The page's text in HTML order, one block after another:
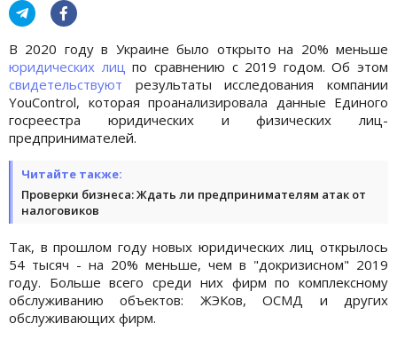
В 2020 году в Украине было открыто на 20% меньше
юридических лиц по сравнению с 2019 годом. Об этом
свидетельствуют результаты исследования компании
YouControl, которая проанализировала данные Единого
госреестра юридических и физических лиц-
предпринимателей.
Читайте также:
Проверки бизнеса: Ждать ли предпринимателям атак от
налоговиков
Так, в прошлом году новых юридических лиц открылось
54 тысяч - на 20% меньше, чем в "докризисном" 2019
году. Больше всего среди них фирм по комплексному
обслуживанию объектов: ЖЭКов, ОСМД и других
обслуживающих фирм.